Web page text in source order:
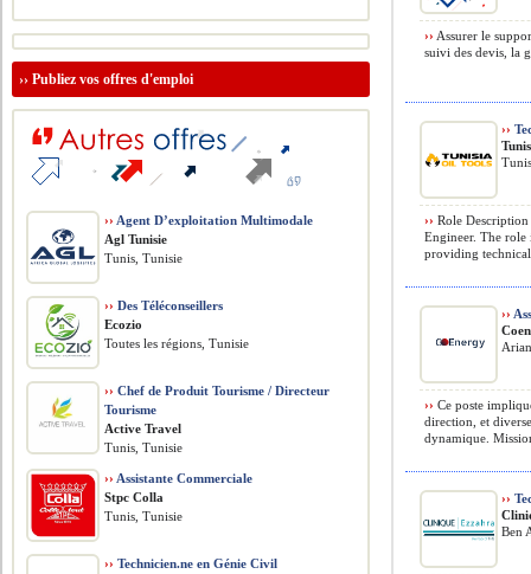
›› Assurer le
suivi des devis, la
››
›› Role
Engineer. The role
providing
››
›› Ce poste
direction, et
dynamique.
››
Ben
››Publiez vos offres d'emploi
›› Agent D’exploitation Multimodale
Agl Tunisie
Tunis, Tunisie
›› Des Téléconseillers
Ecozio
Toutes les régions, Tunisie
›› Chef de Produit Tourisme / Directeur
Tourisme
Active Travel
Tunis, Tunisie
›› Assistante Commerciale
Stpc Colla
Tunis, Tunisie
›› Technicien.ne en Génie Civil